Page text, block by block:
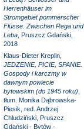
Herrenhäuser im
Stromgebiet pommerscher
Flüsse. Zwischen Rega und
Leba, Pruszcz Gdański,
2018
Klaus-Dieter Kreplin,
JEDZENIE, PICIE, SPANIE.
Gospody i karczmy w
dawnym powiecie
bytowskim (do 1945 roku)
tłum. Monika Dąbrowska-
Piesik, red. Andrzej
Chludziński, Pruszcz
Gdański - Bytów -